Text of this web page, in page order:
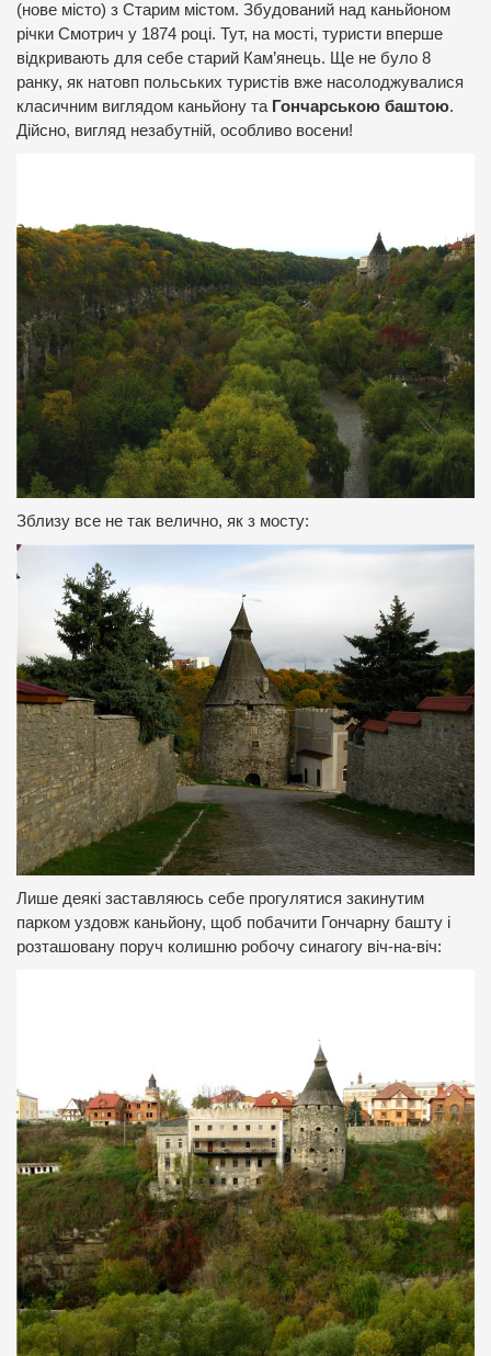
(нове місто) з Старим містом. Збудований над каньйоном
річки Смотрич у 1874 році. Тут, на мості, туристи вперше
відкривають для себе старий Кам’янець. Ще не було 8
ранку, як натовп польських туристів вже насолоджувалися
класичним виглядом каньйону та Гончарською баштою.
Дійсно, вигляд незабутній, особливо восени!
Зблизу все не так велично, як з мосту:
Лише деякі заставляюсь себе прогулятися закинутим
парком уздовж каньйону, щоб побачити Гончарну башту і
розташовану поруч колишню робочу синагогу віч-на-віч: